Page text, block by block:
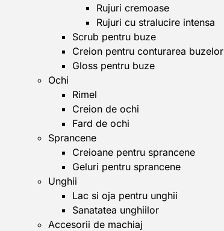
Rujuri cremoase
Rujuri cu stralucire intensa
Scrub pentru buze
Creion pentru conturarea buzelor
Gloss pentru buze
Ochi
Rimel
Creion de ochi
Fard de ochi
Sprancene
Creioane pentru sprancene
Geluri pentru sprancene
Unghii
Lac si oja pentru unghii
Sanatatea unghiilor
Accesorii de machiaj